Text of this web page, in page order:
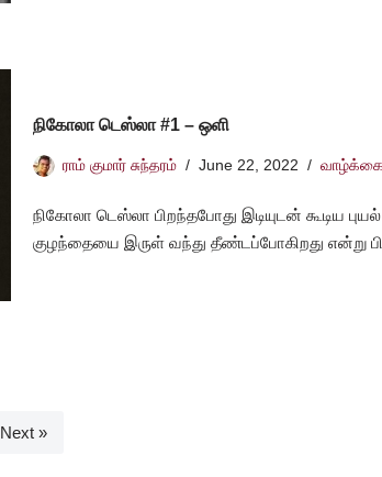
நிகோலா டெஸ்லா #1 – ஒளி
ராம் குமார் சுந்தரம் June 22, 2022 வாழ்க்கை
நிகோலா டெஸ்லா பிறந்தபோது இடியுடன் கூடிய
குழந்தையை இருள் வந்து தீண்டப்போகிறது என்று
Next »